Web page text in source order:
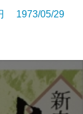
1973/05/29